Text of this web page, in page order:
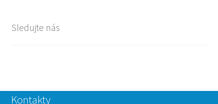
Sledujte nás
Kontakty